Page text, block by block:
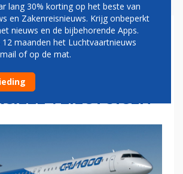
VOOR
ALS
VAN
VLIEGTUIGEN
lang 30% korting op het beste van
en Zakenreisnieuws. Krijg onbeperkt
nieuws en de bijbehorende Apps.
maanden het Luchtvaartnieuws
of op de mat.